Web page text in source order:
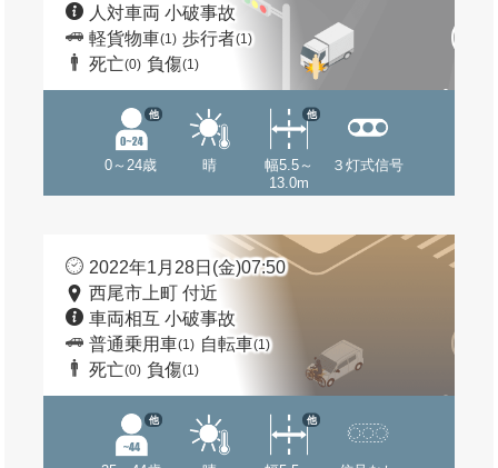
人対車両 小破事故
軽貨物車(1) 歩行者(1)
死亡(0) 負傷(1)
0～24歳
他
晴
幅5.5～
13.0m
他
３灯式信号
2022年1月28日(金)07:50
西尾市上町 付近
車両相互 小破事故
普通乗用車(1) 自転車(1)
死亡(0) 負傷(1)
他 他